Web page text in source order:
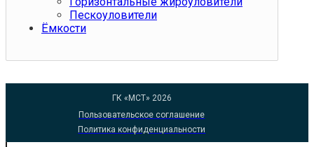
Пескоуловители
Ёмкости
ГК «МСТ» 2026
Пользовательское соглашение
Политика конфиденциальности